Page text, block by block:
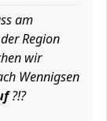
am
Region
wir
Wennigsen
?!?